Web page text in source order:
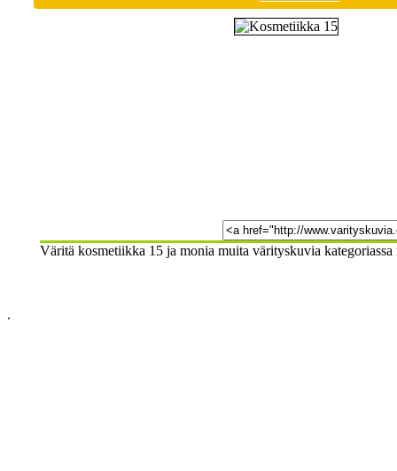
Väritä kosmetiikka 15 ja monia muita värityskuvia
.